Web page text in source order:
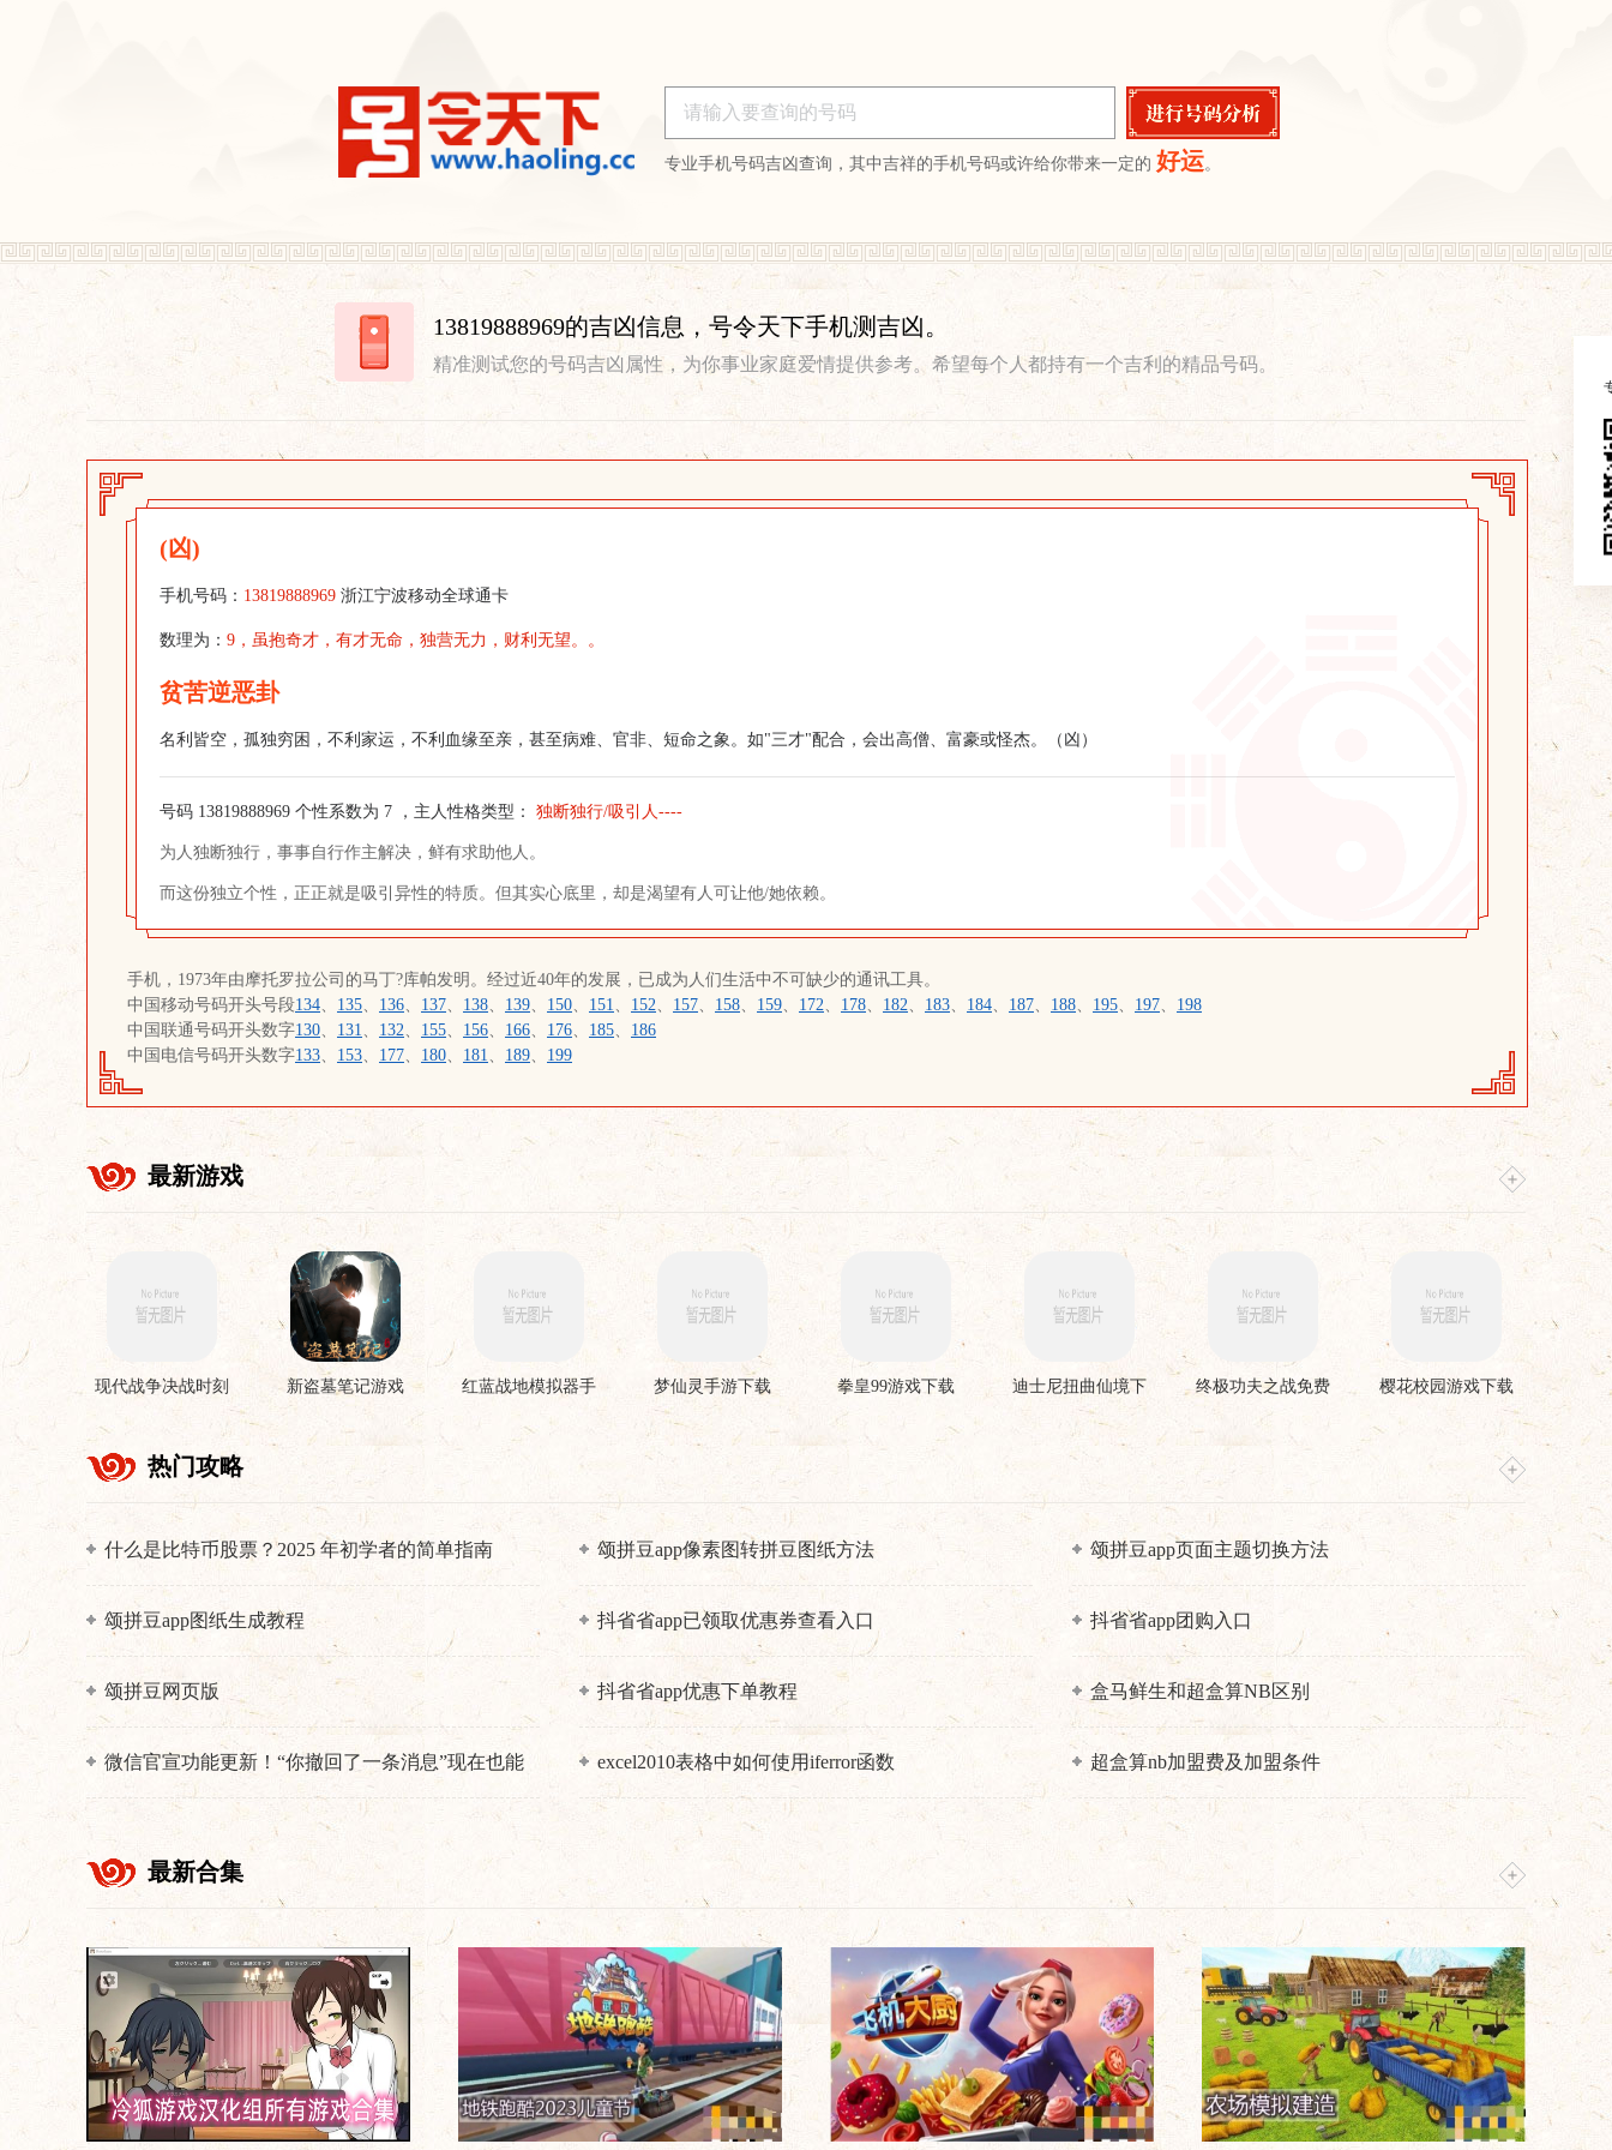
专业手机号码吉凶查询，其中吉祥的手机号码或许给你带来一定的 好运。
13819888969的吉凶信息，号令天下手机测吉凶。
精准测试您的号码吉凶属性，为你事业家庭爱情提供参考。希望每个人都持有一个吉利的精品号码。
(凶)
手机号码： 13819888969 浙江宁波移动全球通卡
数理为： 9，虽抱奇才，有才无命，独营无力，财利无望。。
贫苦逆恶卦
名利皆空，孤独穷困，不利家运，不利血缘至亲，甚至病难、官非、短命之象。如"三才"配合，会出高僧、富豪或怪杰。（凶）
号码 13819888969 个性系数为 7 ，主人性格类型： 独断独行/吸引人----
为人独断独行，事事自行作主解决，鲜有求助他人。
而这份独立个性，正正就是吸引异性的特质。但其实心底里，却是渴望有人可让他/她依赖。
手机，1973年由摩托罗拉公司的马丁?库帕发明。经过近40年的发展，已成为人们生活中不可缺少的通讯工具。
中国移动号码开头号段134、 135、 136、 137、 138、 139、 150、 151、 152、 157、 158、 159、 172、 178、 182、 183、 184、 187、 188、 195、 197、 198
中国联通号码开头数字130、 131、 132、 155、 156、 166、 176、 185、 186
中国电信号码开头数字133、 153、 177、 180、 181、 189、 199
最新游戏
现代战争决战时刻
新盗墓笔记游戏
红蓝战地模拟器手
梦仙灵手游下载 拳皇99游戏下载
迪士尼扭曲仙境下
载安装
终极功夫之战免费
樱花校园游戏下载
热门攻略
什么是比特币股票？2025 年初学者的简单指南 颂拼豆app像素图转拼豆图纸方法 颂拼豆app页面主题切换方法
颂拼豆app图纸生成教程 抖省省app已领取优惠券查看入口 抖省省app团购入口
颂拼豆网页版 抖省省app优惠下单教程 盒马鲜生和超盒算NB区别
微信官宣功能更新！“你撤回了一条消息”现在也能
excel2010表格中如何使用iferror函数 超盒算nb加盟费及加盟条件
最新合集